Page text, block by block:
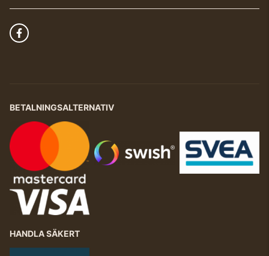
BETALNINGSALTERNATIV
HANDLA SÄKERT